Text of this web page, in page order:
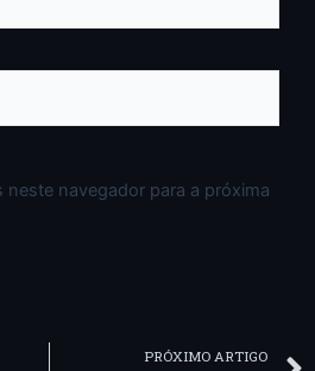
neste navegador para a próxima
PRÓXIMO ARTIGO